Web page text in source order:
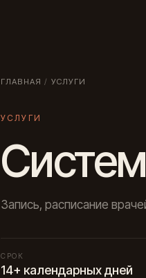
ГЛАВНАЯ / УСЛУГИ
УСЛУГИ
Запись, расписание
СРОК
14+ календарных дней